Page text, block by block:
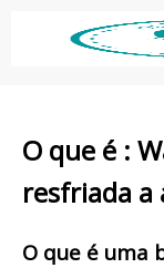
O que é :
resfriada a
O que é uma